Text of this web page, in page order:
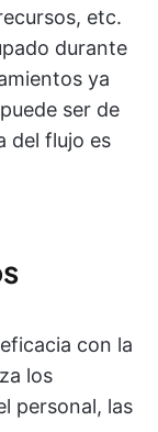
etc.
durante
ya
ser de
del flujo es
con la
los
personal, las